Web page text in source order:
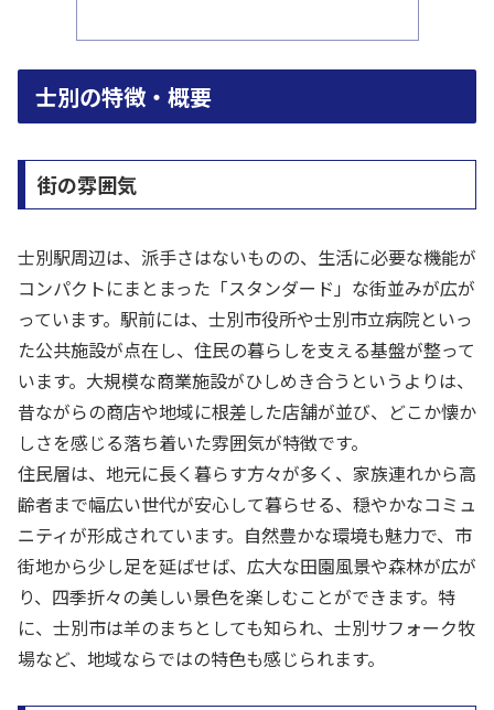
士別の特徴・概要
街の雰囲気
士別駅周辺は、派手さはないものの、生活に必要な機能が
コンパクトにまとまった「スタンダード」な街並みが広が
っています。駅前には、士別市役所や士別市立病院といっ
た公共施設が点在し、住民の暮らしを支える基盤が整って
います。大規模な商業施設がひしめき合うというよりは、
昔ながらの商店や地域に根差した店舗が並び、どこか懐か
しさを感じる落ち着いた雰囲気が特徴です。
住民層は、地元に長く暮らす方々が多く、家族連れから高
齢者まで幅広い世代が安心して暮らせる、穏やかなコミュ
ニティが形成されています。自然豊かな環境も魅力で、市
街地から少し足を延ばせば、広大な田園風景や森林が広が
り、四季折々の美しい景色を楽しむことができます。特
に、士別市は羊のまちとしても知られ、士別サフォーク牧
場など、地域ならではの特色も感じられます。